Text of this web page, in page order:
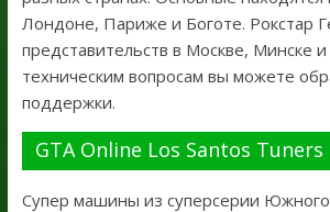
Лондоне, Париже и Боготе. Рокстар
представительств в Москве, Минске
техническим вопросам вы можете
поддержки.
GTA Online Los Santos Tuners
Супер машины из суперсерии